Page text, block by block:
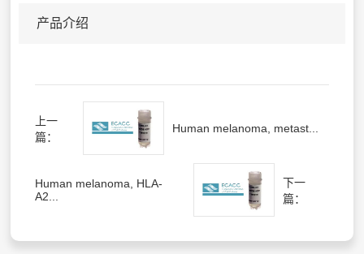
产品介绍
上一
篇：
Human melanoma, metast...
Human melanoma, HLA-
A2...
下一
篇：